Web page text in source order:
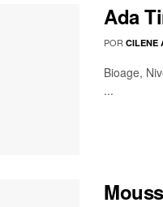
Ada
POR CILENE
Bioage,
...